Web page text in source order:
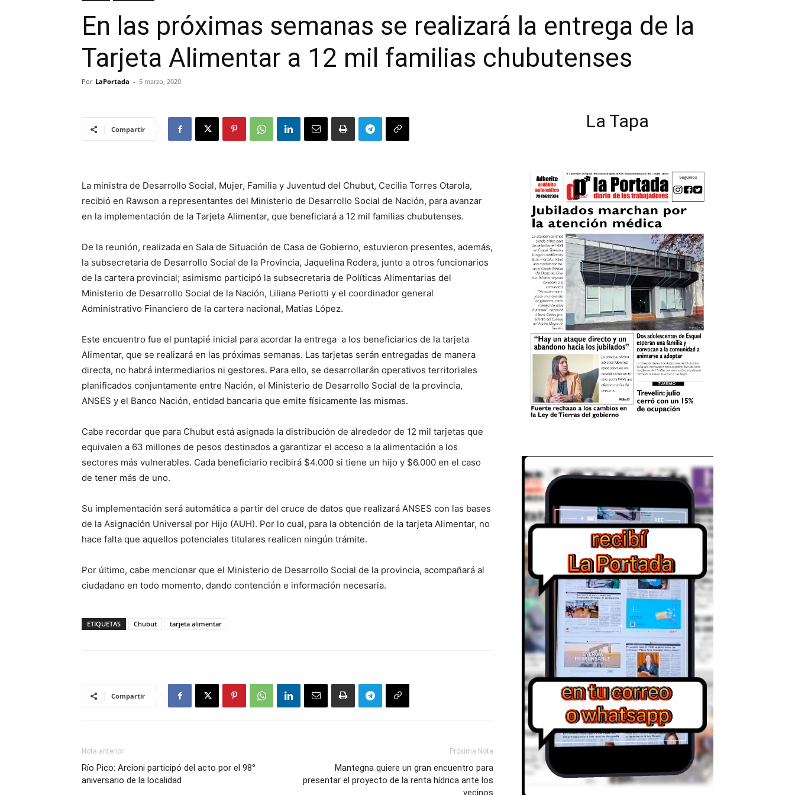
En las próximas semanas se realizará la entrega de la
Tarjeta Alimentar a 12 mil familias chubutenses
Por LaPortada - 5 marzo, 2020
Compartir
La ministra de Desarrollo Social, Mujer, Familia y Juventud del Chubut, Cecilia Torres Otarola,
recibió en Rawson a representantes del Ministerio de Desarrollo Social de Nación, para avanzar
en la implementación de la Tarjeta Alimentar, que beneficiará a 12 mil familias chubutenses.
De la reunión, realizada en Sala de Situación de Casa de Gobierno, estuvieron presentes, además,
la subsecretaria de Desarrollo Social de la Provincia, Jaquelina Rodera, junto a otros funcionarios
de la cartera provincial; asimismo participó la subsecretaria de Políticas Alimentarias del
Ministerio de Desarrollo Social de la Nación, Liliana Periotti y el coordinador general
Administrativo Financiero de la cartera nacional, Matías López.
Este encuentro fue el puntapié inicial para acordar la entrega a los beneficiarios de la tarjeta
Alimentar, que se realizará en las próximas semanas. Las tarjetas serán entregadas de manera
directa, no habrá intermediarios ni gestores. Para ello, se desarrollarán operativos territoriales
planificados conjuntamente entre Nación, el Ministerio de Desarrollo Social de la provincia,
ANSES y el Banco Nación, entidad bancaria que emite físicamente las mismas.
Cabe recordar que para Chubut está asignada la distribución de alrededor de 12 mil tarjetas que
equivalen a 63 millones de pesos destinados a garantizar el acceso a la alimentación a los
sectores más vulnerables. Cada beneficiario recibirá $4.000 si tiene un hijo y $6.000 en el caso
de tener más de uno.
Su implementación será automática a partir del cruce de datos que realizará ANSES con las bases
de la Asignación Universal por Hijo (AUH). Por lo cual, para la obtención de la tarjeta Alimentar, no
hace falta que aquellos potenciales titulares realicen ningún trámite.
Por último, cabe mencionar que el Ministerio de Desarrollo Social de la provincia, acompañará al
ciudadano en todo momento, dando contención e información necesaria.
ETIQUETAS Chubut tarjeta alimentar
Compartir
Nota anterior
Río Pico: Arcioni participó del acto por el 98°
aniversario de la localidad
Próxima Nota
Mantegna quiere un gran encuentro para
presentar el proyecto de la renta hídrica ante los
vecinos
La Tapa